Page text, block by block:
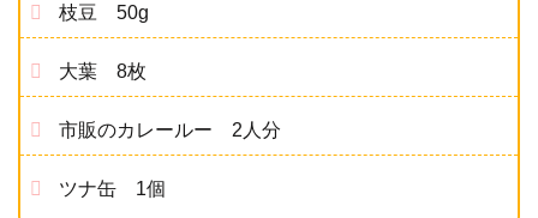
枝豆 50g
大葉 8枚
市販のカレールー 2人分
ツナ缶 1個